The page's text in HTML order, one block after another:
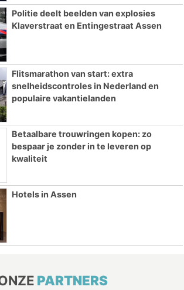
Politie deelt beelden van explosies
Klaverstraat en Entingestraat Assen
Flitsmarathon van start: extra
snelheidscontroles in Nederland en
populaire vakantielanden
Betaalbare trouwringen kopen: zo
bespaar je zonder in te leveren op
kwaliteit
Hotels in Assen
PARTNERS